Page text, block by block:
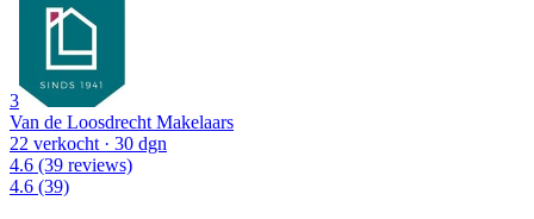
3
Van de Loosdrecht Makelaars
22 verkocht · 30 dgn
4.6 (39 reviews)
4.6 (39)